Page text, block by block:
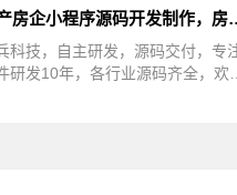
房产房企小程序源码开
科技，自主研发，源码交付，专
研发10年，各行业源码齐全，欢